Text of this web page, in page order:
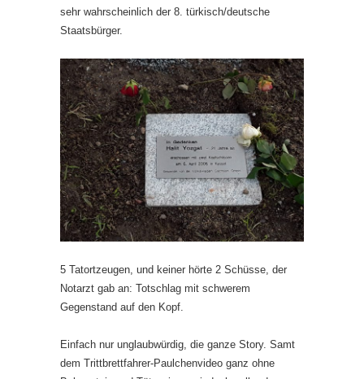
sehr wahrscheinlich der 8. türkisch/deutsche
Staatsbürger.
5 Tatortzeugen, und keiner hörte 2 Schüsse, der
Notarzt gab an: Totschlag mit schwerem
Gegenstand auf den Kopf.
Einfach nur unglaubwürdig, die ganze Story. Samt
dem Trittbrettfahrer-Paulchenvideo ganz ohne